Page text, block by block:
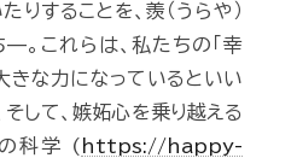
りすることを、羨（うらや）
—。これらは、私たちの「幸
きな力になっているといい
そして、嫉妬心を乗り越える
科学 ( https://happy-